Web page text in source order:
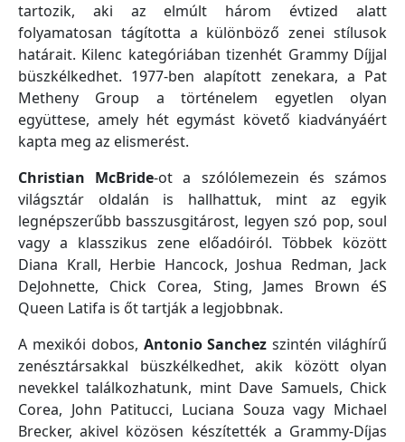
tartozik, aki az elmúlt három évtized alatt
folyamatosan tágította a különböző zenei stílusok
határait. Kilenc kategóriában tizenhét Grammy Díjjal
büszkélkedhet. 1977-ben alapított zenekara, a Pat
Metheny Group a történelem egyetlen olyan
együttese, amely hét egymást követő kiadványáért
kapta meg az elismerést.
Christian McBride-ot a szólólemezein és számos
világsztár oldalán is hallhattuk, mint az egyik
legnépszerűbb basszusgitárost, legyen szó pop, soul
vagy a klasszikus zene előadóiról. Többek között
Diana Krall, Herbie Hancock, Joshua Redman, Jack
DeJohnette, Chick Corea, Sting, James Brown éS
Queen Latifa is őt tartják a legjobbnak.
A mexikói dobos, Antonio Sanchez szintén világhírű
zenésztársakkal büszkélkedhet, akik között olyan
nevekkel találkozhatunk, mint Dave Samuels, Chick
Corea, John Patitucci, Luciana Souza vagy Michael
Brecker, akivel közösen készítették a Grammy-Díjas